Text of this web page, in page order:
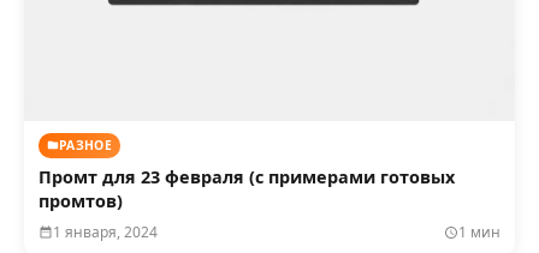
РАЗНОЕ
Промт для 23 февраля (с примерами готовых
промтов)
1 января, 2024 1 мин